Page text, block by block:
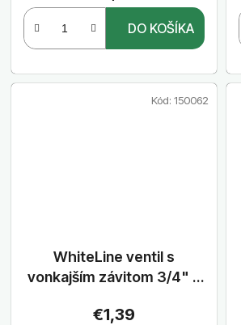
DO KOŠÍKA
WhiteLine ventil s
vonkajším závitom 3/4" a
€1,39
Kód: 150062